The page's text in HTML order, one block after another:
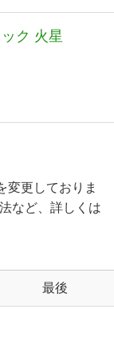
ク 火星
変更しておりま
など、詳しくは
最後